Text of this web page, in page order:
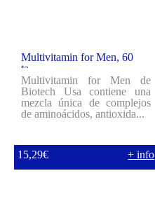
Multivitamin for Men, 60
ta...
Multivitamin for Men de
Biotech Usa contiene una
mezcla única de complejos
de aminoácidos, antioxida...
15,29€ + info